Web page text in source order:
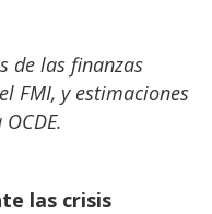
de las finanzas
FMI, y estimaciones
las crisis